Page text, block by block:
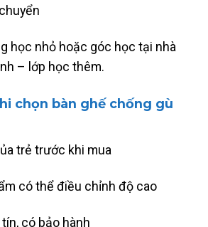
học nhỏ hoặc góc học tại nhà
– lớp học thêm.
chọn bàn ghế chống gù
trẻ trước khi mua
có thể điều chỉnh độ cao
có bảo hành